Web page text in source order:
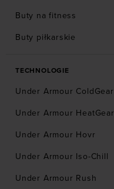
Buty na fitness
Buty piłkarskie
TECHNOLOGIE
Under Armour ColdGear
Under Armour HeatGear
Under Armour Hovr
Under Armour Iso-Chill
Under Armour Rush